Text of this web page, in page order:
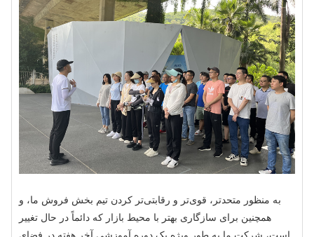
به منظور متحدتر، قوی‌تر و رقابتی‌تر کردن تیم بخش فروش ما، و
همچنین برای سازگاری بهتر با محیط بازار که دائماً در حال تغییر